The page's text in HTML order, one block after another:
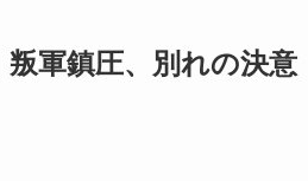
軍鎮圧、別れの決意